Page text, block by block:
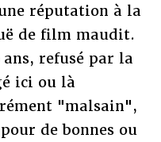
réputation à la
de film maudit.
refusé par la
ici ou là
"malsain",
de bonnes ou